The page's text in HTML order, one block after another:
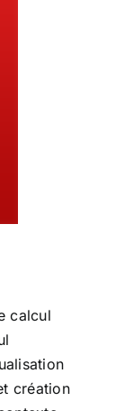
calcul
création